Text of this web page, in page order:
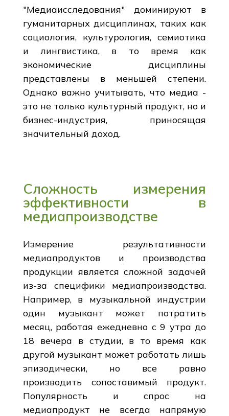
"Медиаисследования" доминируют в
гуманитарных дисциплинах, таких как
социология, культурология, семиотика
и лингвистика, в то время как
экономические дисциплины
представлены в меньшей степени.
Однако важно учитывать, что медиа -
это не только культурный продукт, но и
бизнес-индустрия, приносящая
значительный доход.
Сложность измерения
эффективности в
медиапроизводстве
Измерение результативности
медиапродуктов и производства
продукции является сложной задачей
из-за специфики медиапроизводства.
Например, в музыкальной индустрии
один музыкант может потратить
месяц, работая ежедневно с 9 утра до
18 вечера в студии, в то время как
другой музыкант может работать лишь
эпизодически, но все равно
производить сопоставимый продукт.
Популярность и спрос на
медиапродукт не всегда напрямую